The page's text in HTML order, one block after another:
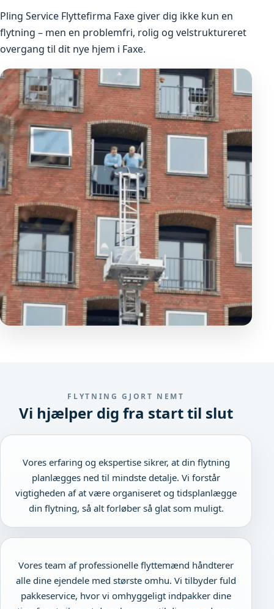
Pling Service Flyttefirma Faxe giver dig ikke kun en
flytning – men en problemfri, rolig og velstruktureret
overgang til dit nye hjem i Faxe.
FLYTNING GJORT NEMT
Vi hjælper dig fra start til slut
Vores erfaring og ekspertise sikrer, at din flytning
planlægges ned til mindste detalje. Vi forstår
vigtigheden af at være organiseret og tidsplanlægge
din flytning, så alt forløber så glat som muligt.
Vores team af professionelle flyttemænd håndterer
alle dine ejendele med største omhu. Vi tilbyder fuld
pakkeservice, hvor vi omhyggeligt indpakker dine